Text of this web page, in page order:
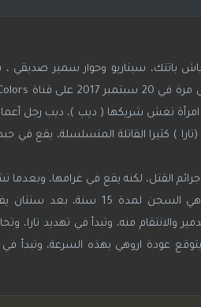
باتتك، سيناريو وحوار سمير صديقي
امرأة تغش شريكها ( ديب )، ديب رجل
) كثيرا القاتلة المتسلسلة، يقع في
القتل، لكنه يقع في غرامها، وبعدما
وتسمعهما وهم يعترفون بحبهما لبعضهم، تقرر التخلص من اروهي، ثم
منه، وتبدأ في تهديد تارا،
عودة اروهي بهذه السرعة، وتبدأ في